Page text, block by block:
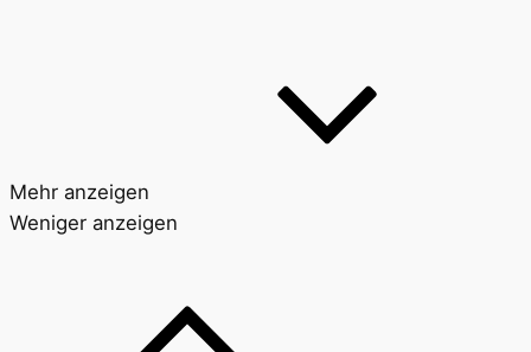
Mehr anzeigen
Weniger anzeigen